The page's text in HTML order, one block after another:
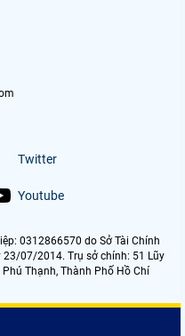
Twitter
Youtube
0312866570 do Sở Tài Chính
23/07/2014. Trụ sở chính: 51 Lũy
Phú Thạnh, Thành Phố Hồ Chí